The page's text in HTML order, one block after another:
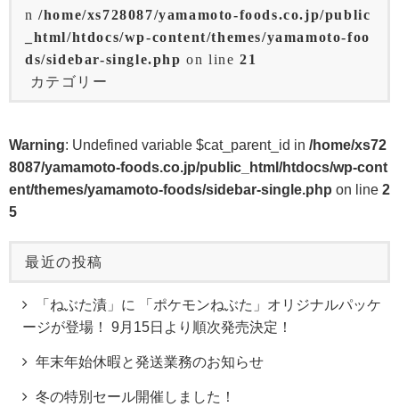
n/home/xs728087/yamamoto-foods.co.jp/public
_html/htdocs/wp-content/themes/yamamoto-foo
ds/sidebar-single.php on line21
カテゴリー
Warning: Undefined variable $cat_parent_id in /home/xs72
8087/yamamoto-foods.co.jp/public_html/htdocs/wp-cont
ent/themes/yamamoto-foods/sidebar-single.php on line 2
5
最近の投稿
「ねぶた漬」に 「ポケモンねぶた」オリジナルパッケ
ージが登場！ 9月15日より順次発売決定！
年末年始休暇と発送業務のお知らせ
冬の特別セール開催しました！